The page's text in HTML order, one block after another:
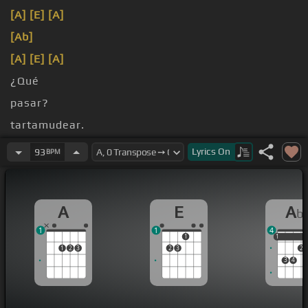
[A] [E] [A]
[Ab]
[A] [E] [A]
¿Qué
pasar?
tartamudear.
¿Qué93 BPM Lyrics On
A
1 2 3
1
E
2 3
1
1
Ab
1
3 4
2
1
4